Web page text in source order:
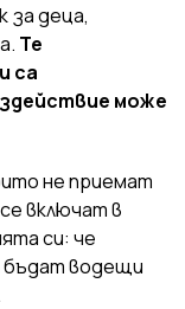
за деца,
Те
са
може
не приемат
включат в
си: че
бъдат водещи